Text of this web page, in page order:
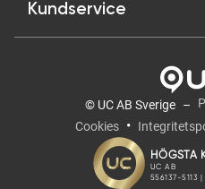
Kundservice
© UC AB Sverige
Cookies